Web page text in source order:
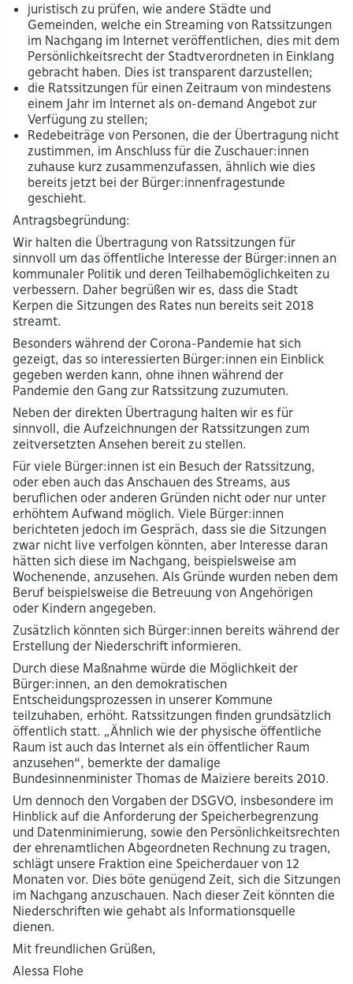
juristisch zu prüfen, wie andere Städte und
Gemeinden, welche ein Streaming von Ratssitzungen
im Nachgang im Internet veröffentlichen, dies mit dem
Persönlichkeitsrecht der Stadtverordneten in Einklang
gebracht haben. Dies ist transparent darzustellen;
die Ratssitzungen für einen Zeitraum von mindestens
einem Jahr im Internet als on-demand Angebot zur
Verfügung zu stellen;
Redebeiträge von Personen, die der Übertragung nicht
zustimmen, im Anschluss für die Zuschauer:innen
zuhause kurz zusammenzufassen, ähnlich wie dies
bereits jetzt bei der Bürger:innenfragestunde
geschieht.
Antragsbegründung:
Wir halten die Übertragung von Ratssitzungen für
sinnvoll um das öffentliche Interesse der Bürger:innen an
kommunaler Politik und deren Teilhabemöglichkeiten zu
verbessern. Daher begrüßen wir es, dass die Stadt
Kerpen die Sitzungen des Rates nun bereits seit 2018
streamt.
Besonders während der Corona-Pandemie hat sich
gezeigt, das so interessierten Bürger:innen ein Einblick
gegeben werden kann, ohne ihnen während der
Pandemie den Gang zur Ratssitzung zuzumuten.
Neben der direkten Übertragung halten wir es für
sinnvoll, die Aufzeichnungen der Ratssitzungen zum
zeitversetzten Ansehen bereit zu stellen.
Für viele Bürger:innen ist ein Besuch der Ratssitzung,
oder eben auch das Anschauen des Streams, aus
beruflichen oder anderen Gründen nicht oder nur unter
erhöhtem Aufwand möglich. Viele Bürger:innen
berichteten jedoch im Gespräch, dass sie die Sitzungen
zwar nicht live verfolgen könnten, aber Interesse daran
hätten sich diese im Nachgang, beispielsweise am
Wochenende, anzusehen. Als Gründe wurden neben dem
Beruf beispielsweise die Betreuung von Angehörigen
oder Kindern angegeben.
Zusätzlich könnten sich Bürger:innen bereits während der
Erstellung der Niederschrift informieren.
Durch diese Maßnahme würde die Möglichkeit der
Bürger:innen, an den demokratischen
Entscheidungsprozessen in unserer Kommune
teilzuhaben, erhöht. Ratssitzungen finden grundsätzlich
öffentlich statt. „Ähnlich wie der physische öffentliche
Raum ist auch das Internet als ein öffentlicher Raum
anzusehen“, bemerkte der damalige
Bundesinnenminister Thomas de Maiziere bereits 2010.
Um dennoch den Vorgaben der DSGVO, insbesondere im
Hinblick auf die Anforderung der Speicherbegrenzung
und Datenminimierung, sowie den Persönlichkeitsrechten
der ehrenamtlichen Abgeordneten Rechnung zu tragen,
schlägt unsere Fraktion eine Speicherdauer von 12
Monaten vor. Dies böte genügend Zeit, sich die Sitzungen
im Nachgang anzuschauen. Nach dieser Zeit könnten die
Niederschriften wie gehabt als Informationsquelle
dienen.
Mit freundlichen Grüßen,
Alessa Flohe